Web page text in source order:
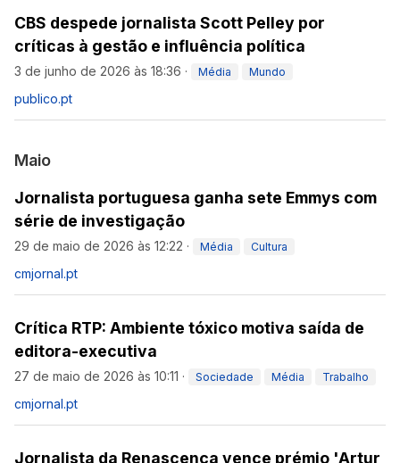
CBS despede jornalista Scott Pelley por
críticas à gestão e influência política
3 de junho de 2026 às 18:36 · Média Mundo
publico.pt
Maio
Jornalista portuguesa ganha sete Emmys com
série de investigação
29 de maio de 2026 às 12:22 · Média Cultura
cmjornal.pt
Crítica RTP: Ambiente tóxico motiva saída de
editora-executiva
27 de maio de 2026 às 10:11 · Sociedade Média Trabalho
cmjornal.pt
Jornalista da Renascença vence prémio 'Artur